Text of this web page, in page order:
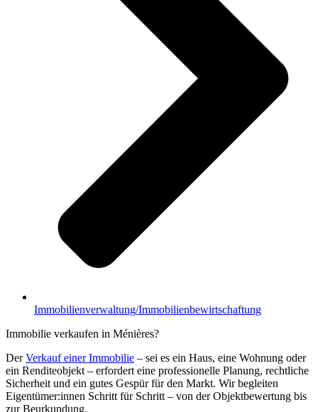
Immobilienverwaltung/Immobilienbewirtschaftung
Immobilie verkaufen in Ménières?
DerVerkauf einer Immobilie – sei es ein Haus, eine Wohnung oder
ein Renditeobjekt – erfordert eine professionelle Planung, rechtliche
Sicherheit und ein gutes Gespür für den Markt. Wir begleiten
Eigentümer:innen Schritt für Schritt – von der Objektbewertung bis
zur Beurkundung.